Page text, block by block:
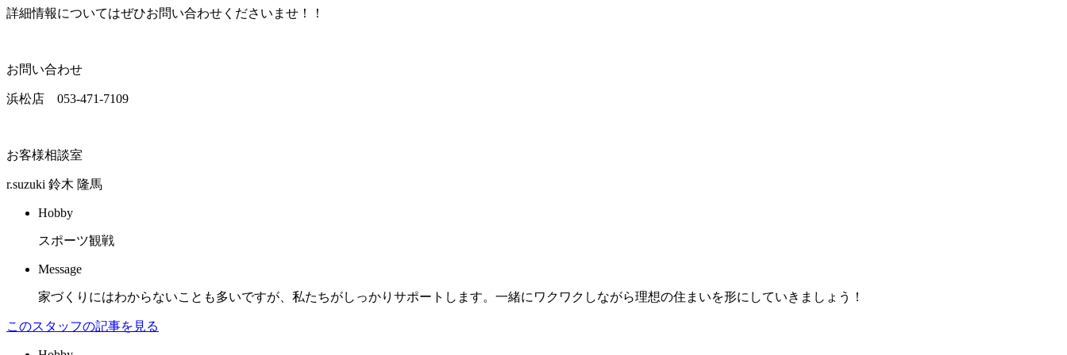
詳細情報についてはぜひお問い合わせくださいませ！！
お問い合わせ
浜松店 053-471-7109
お客様相談室
r.suzuki 鈴木 隆馬
Hobby
スポーツ観戦
Message
家づくりにはわからないことも多いですが、私たちがしっかりサポートします。一緒にワクワクしながら理想の住まいを形にしていきましょう！
このスタッフの記事を見る